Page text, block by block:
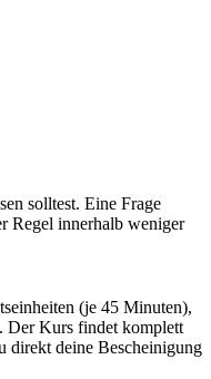
solltest. Eine Frage
Regel innerhalb weniger
(je 45 Minuten),
Der Kurs findet komplett
direkt deine Bescheinigung